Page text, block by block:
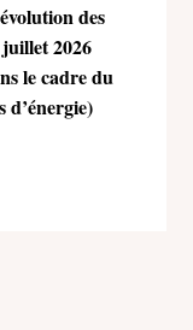
des
2026
le cadre du
d’énergie)